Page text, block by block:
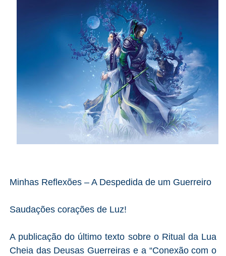
Minhas Reflexões – A Despedida de um Guerreiro
Saudações corações de Luz!
A publicação do último texto sobre o Ritual da Lua
Cheia das Deusas Guerreiras e a “Conexão com o